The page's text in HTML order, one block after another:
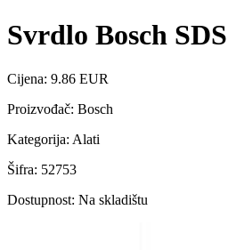
Svrdlo Bosch
Cijena: 9.86 EUR
Proizvođač: Bosch
Kategorija: Alati
Šifra: 52753
Dostupnost: Na skladištu